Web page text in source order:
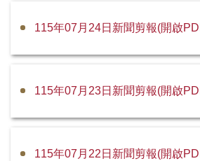
115年07月24日新聞剪報(開啟
115年07月23日新聞剪報(開啟
115年07月22日新聞剪報(開啟